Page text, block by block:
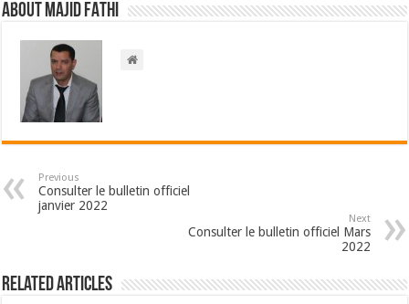
About Majid FATHI
Previous
Consulter le bulletin officiel
janvier 2022
Next
Consulter le bulletin officiel Mars
2022
Related Articles